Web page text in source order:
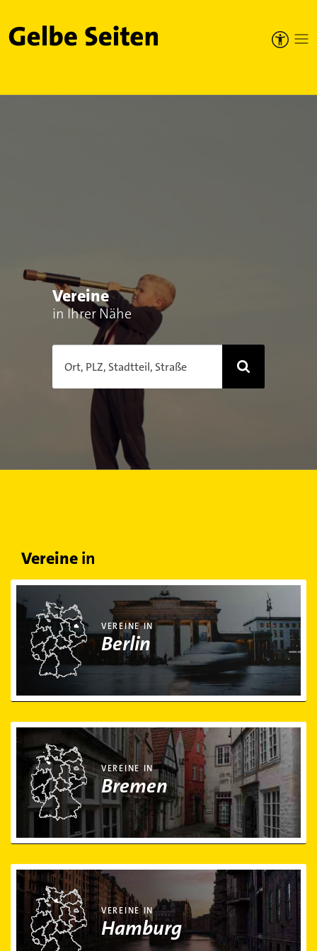
Gelbe Seiten
Vereine
in Ihrer Nähe
Ort, PLZ, Stadtteil, Straße
Vereinein
VEREINE IN
Berlin
Vereine in Berlin
VEREINE IN
Bremen
Vereine in Bremen
VEREINE IN
Hamburg
Vereine in Hamburg